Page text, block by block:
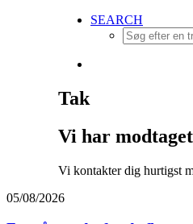
SEARCH
Tak
Vi har
Vi kontakter dig hurtigst
05/08/2026